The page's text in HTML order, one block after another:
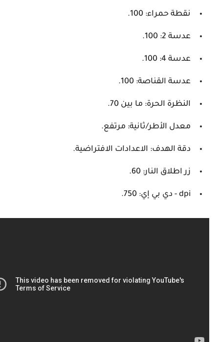
نقطة حمراء: 100.
عدسة 2: 100.
عدسة 4: 100.
عدسة القناصة: 100.
النظرة الحرة: ما بين 70.
معدل الأطر/ثانية: مرتفع.
دقة الهدف: الاعدادات الافتراضية.
زر اطلاق النار: 60.